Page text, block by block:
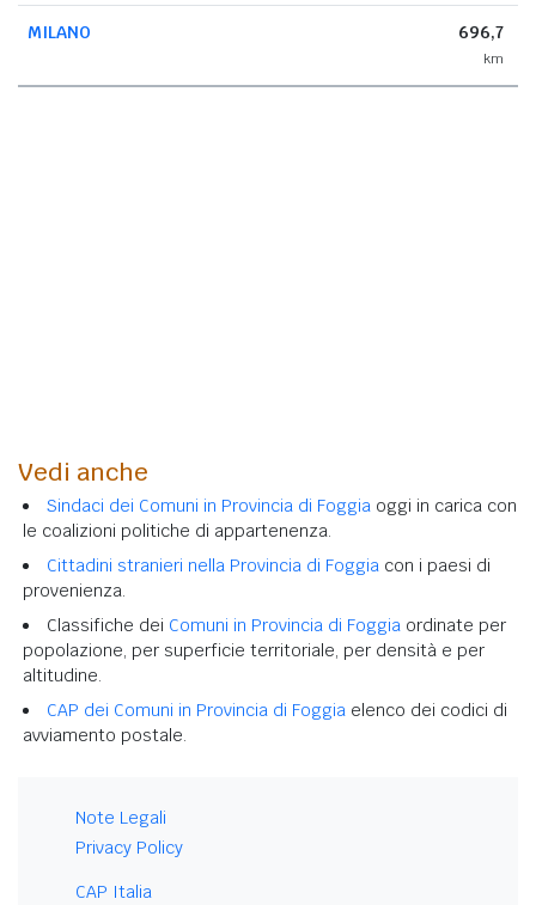
MILANO 696,7
km
Vedi anche
Sindaci dei Comuni in Provincia di Foggia oggi in carica con
le coalizioni politiche di appartenenza.
Cittadini stranieri nella Provincia di Foggia con i paesi di
provenienza.
Classifiche dei Comuni in Provincia di Foggia ordinate per
popolazione, per superficie territoriale, per densità e per
altitudine.
CAP dei Comuni in Provincia di Foggia elenco dei codici di
avviamento postale.
Note Legali
Privacy Policy
CAP Italia